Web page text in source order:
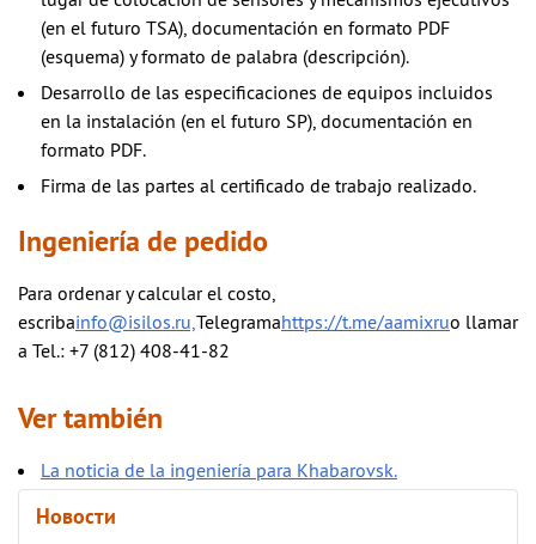
(en el futuro TSA), documentación en formato PDF
(esquema) y formato de palabra (descripción).
Desarrollo de las especificaciones de equipos incluidos
en la instalación (en el futuro SP), documentación en
formato PDF.
Firma de las partes al certificado de trabajo realizado.
Ingeniería de pedido
Para ordenar y calcular el costo,
escribainfo@isilos.ru,Telegramahttps://t.me/aamixruo llamar
a Tel.: +7 (812) 408-41-82
Ver también
La noticia de la ingeniería para Khabarovsk.
Новости